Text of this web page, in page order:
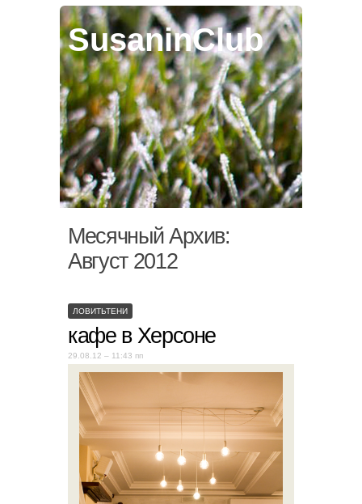
SusaninClub
Месячный Архив:
Август 2012
ЛОВИТЬТЕНИ
кафе в Херсоне
29.08.12 – 11:43 пп